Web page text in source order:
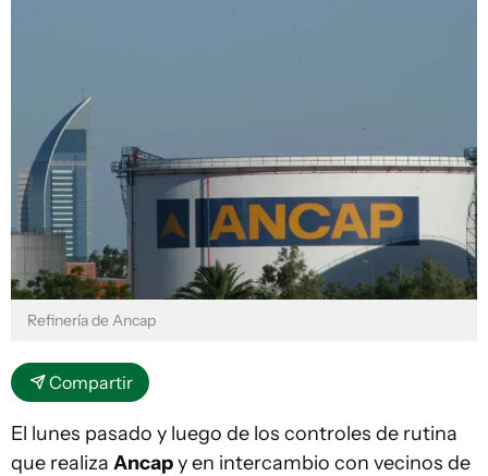
Refinería de Ancap
Compartir
El lunes pasado y luego de los controles de rutina
que realiza Ancapy en intercambio con vecinos de